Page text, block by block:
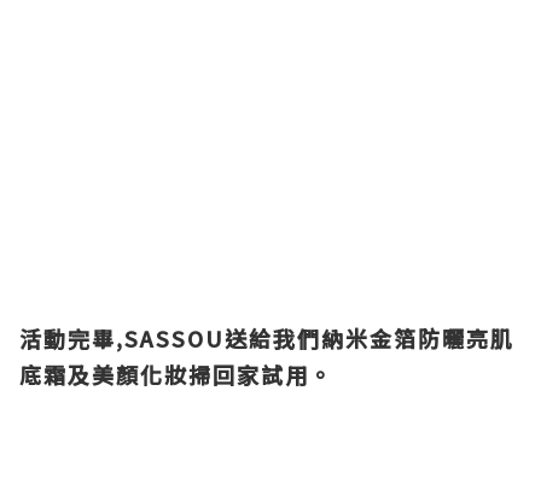
活動完畢,SASSOU送給我們納米金箔防曬亮肌
底霜及美顏化妝掃回家試用。